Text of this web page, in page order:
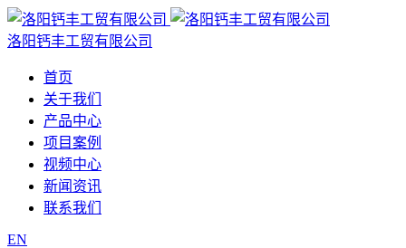
洛阳钙丰工贸有限公司
首页
关于我们
产品中心
项目案例
视频中心
新闻资讯
联系我们
EN